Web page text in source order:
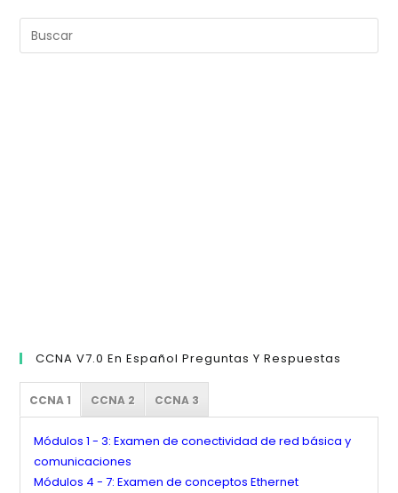
CCNA V7.0 En Español Preguntas Y Respuestas
CCNA 1 CCNA 2 CCNA 3
Módulos 1 - 3: Examen de conectividad de red básica y
comunicaciones
Módulos 4 - 7: Examen de conceptos Ethernet